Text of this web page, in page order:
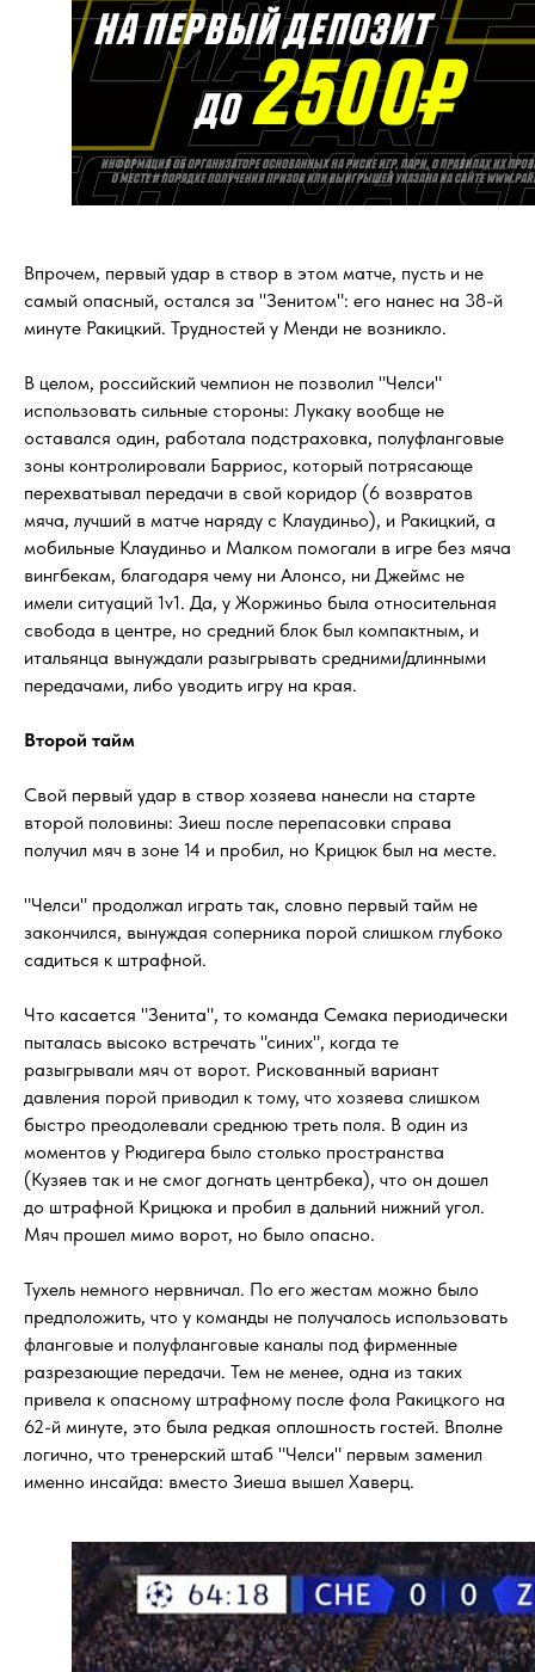
Впрочем, первый удар в створ в этом матче, пусть и не
самый опасный, остался за "Зенитом": его нанес на 38-й
минуте Ракицкий. Трудностей у Менди не возникло.
В целом, российский чемпион не позволил "Челси"
использовать сильные стороны: Лукаку вообще не
оставался один, работала подстраховка, полуфланговые
зоны контролировали Барриос, который потрясающе
перехватывал передачи в свой коридор (6 возвратов
мяча, лучший в матче наряду с Клаудиньо), и Ракицкий, а
мобильные Клаудиньо и Малком помогали в игре без мяча
вингбекам, благодаря чему ни Алонсо, ни Джеймс не
имели ситуаций 1v1. Да, у Жоржиньо была относительная
свобода в центре, но средний блок был компактным, и
итальянца вынуждали разыгрывать средними/длинными
передачами, либо уводить игру на края.
Второй тайм
Свой первый удар в створ хозяева нанесли на старте
второй половины: Зиеш после перепасовки справа
получил мяч в зоне 14 и пробил, но Крицюк был на месте.
"Челси" продолжал играть так, словно первый тайм не
закончился, вынуждая соперника порой слишком глубоко
садиться к штрафной.
Что касается "Зенита", то команда Семака периодически
пыталась высоко встречать "синих", когда те
разыгрывали мяч от ворот. Рискованный вариант
давления порой приводил к тому, что хозяева слишком
быстро преодолевали среднюю треть поля. В один из
моментов у Рюдигера было столько пространства
(Кузяев так и не смог догнать центрбека), что он дошел
до штрафной Крицюка и пробил в дальний нижний угол.
Мяч прошел мимо ворот, но было опасно.
Тухель немного нервничал. По его жестам можно было
предположить, что у команды не получалось использовать
фланговые и полуфланговые каналы под фирменные
разрезающие передачи. Тем не менее, одна из таких
привела к опасному штрафному после фола Ракицкого на
62-й минуте, это была редкая оплошность гостей. Вполне
логично, что тренерский штаб "Челси" первым заменил
именно инсайда: вместо Зиеша вышел Хаверц.